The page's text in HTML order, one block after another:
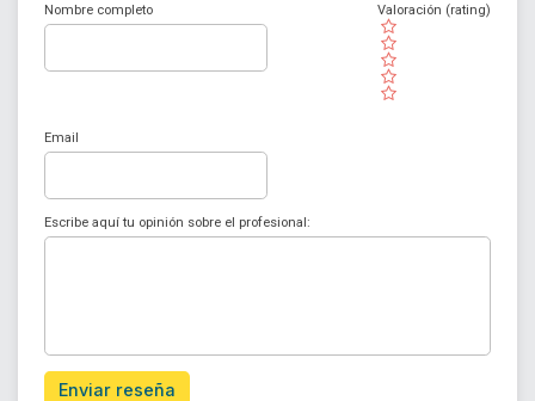
Nombre completo
( )
( )
( )
( )
( )
Valoración (rating)
Email
Escribe aquí tu opinión sobre el profesional:
Enviar reseña